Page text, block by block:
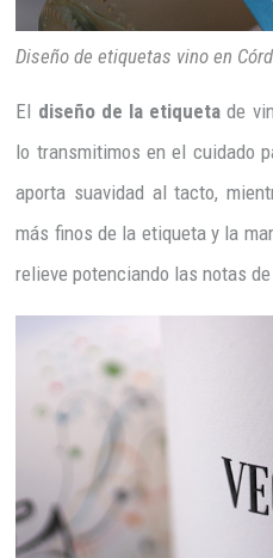
Diseño de etiquetas vino en
El diseño de la etiqueta de
lo transmitimos en el cuidado
aporta suavidad al tacto,
más finos de la etiqueta y la
relieve potenciando las notas